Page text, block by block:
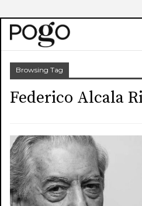
Browsing Tag
Federico Alcala